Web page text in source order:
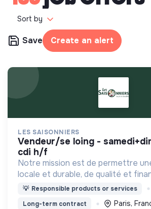
Sort by
Save Create an alert
LES SAISONNIERS
vendeur/se loing - samedi+dimanche+lundi
cdi h/f
Notre mission est de permettre
locale et durable, de qualité et
abordable.
💡 Responsible products or services
Long-term contract
Paris,